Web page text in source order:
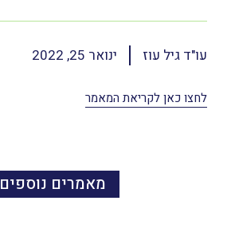
עו"ד גיל עוז ינואר 25, 2022
לחצו כאן לקריאת המאמר
מאמרים נוספים